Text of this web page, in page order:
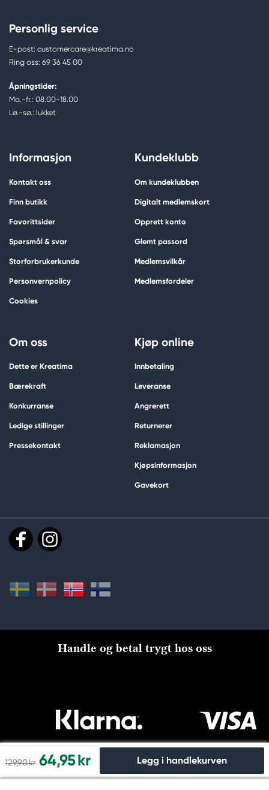
129,90 kr 64,95 kr Legg i handlekurven
Personlig service
E-post: customercare@kreatima.no
Ring oss: 69 36 45 00
Åpningstider:
Ma.-fr.: 08.00-18.00
Lø.-sø.: lukket
Informasjon
Kontakt oss
Finn butikk
Favorittsider
Spørsmål & svar
Storforbrukerkunde
Personvernpolicy
Cookies
Kundeklubb
Om kundeklubben
Digitalt medlemskort
Opprett konto
Glemt passord
Medlemsvilkår
Medlemsfordeler
Om oss
Dette er Kreatima
Bærekraft
Konkurranse
Ledige stillinger
Pressekontakt
Kjøp online
Innbetaling
Leveranse
Angrerett
Returnerer
Reklamasjon
Kjøpsinformasjon
Gavekort
Handle og betal trygt hos oss